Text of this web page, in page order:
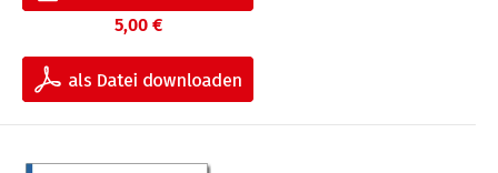
5,00 €